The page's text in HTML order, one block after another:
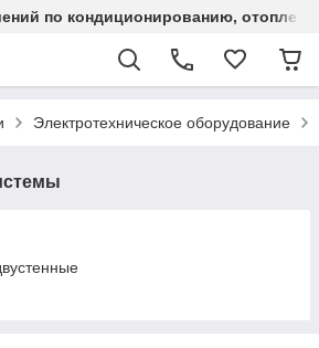
по кондиционированию,
Электротехническое оборудование